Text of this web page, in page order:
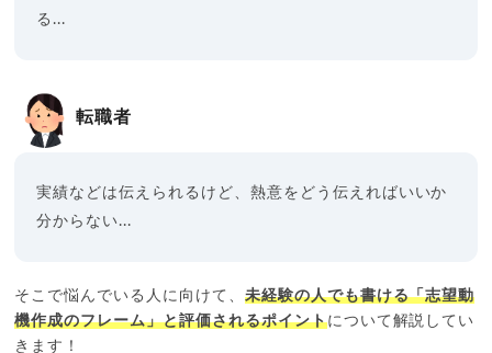
る...
転職者
実績などは伝えられるけど、熱意をどう伝えればいいか
分からない...
そこで悩んでいる人に向けて、 未経験の人でも書ける「志望動
機作成のフレーム」と評価されるポイントについて解説してい
きます！